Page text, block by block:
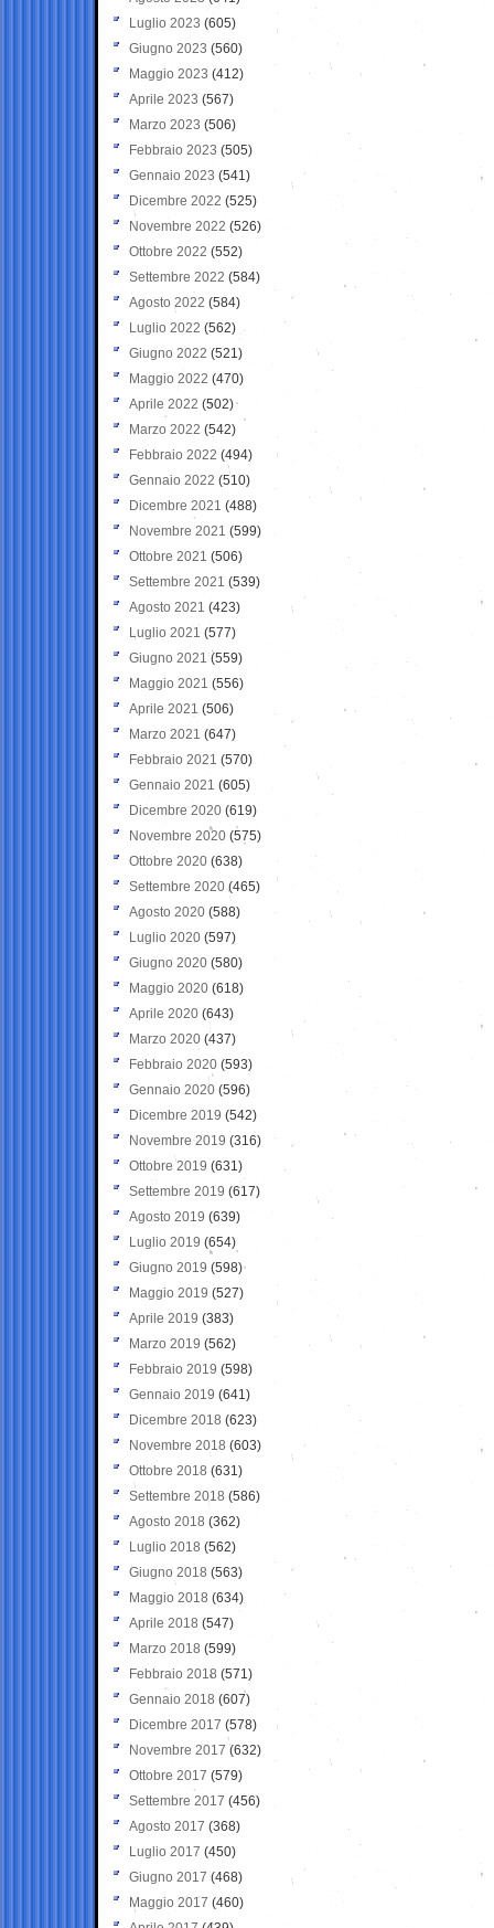
Luglio 2023 (605)
Giugno 2023 (560)
Maggio 2023 (412)
Aprile 2023 (567)
Marzo 2023 (506)
Febbraio 2023 (505)
Gennaio 2023 (541)
Dicembre 2022 (525)
Novembre 2022 (526)
Ottobre 2022 (552)
Settembre 2022 (584)
Agosto 2022 (584)
Luglio 2022 (562)
Giugno 2022 (521)
Maggio 2022 (470)
Aprile 2022 (502)
Marzo 2022 (542)
Febbraio 2022 (494)
Gennaio 2022 (510)
Dicembre 2021 (488)
Novembre 2021 (599)
Ottobre 2021 (506)
Settembre 2021 (539)
Agosto 2021 (423)
Luglio 2021 (577)
Giugno 2021(559)
Maggio 2021 (556)
Aprile 2021 (506)
Marzo 2021 (647)
Febbraio 2021 (570)
Gennaio 2021 (605)
Dicembre 2020 (619)
Novembre 2020 (575)
Ottobre 2020 (638)
Settembre 2020(465)
Agosto 2020 (588)
Luglio 2020 (597)
Giugno 2020 (580)
Maggio 2020 (618)
Aprile 2020 (643)
Marzo 2020 (437)
Febbraio 2020 (593)
Gennaio 2020 (596)
Dicembre 2019 (542)
Novembre 2019 (316)
Ottobre 2019 (631)
Settembre 2019 (617)
Agosto 2019 (639)
Luglio 2019 (654)
Giugno 2019 (598)
Maggio 2019 (527)
Aprile 2019 (383)
Marzo 2019 (562)
Febbraio 2019 (598)
Gennaio 2019 (641)
Dicembre 2018 (623)
Novembre 2018 (603)
Ottobre 2018 (631)
Settembre 2018 (586)
Agosto 2018 (362)
Luglio 2018 (562)
Giugno 2018 (563)
Maggio 2018 (634)
Aprile 2018 (547)
Marzo 2018 (599)
Febbraio 2018 (571)
Gennaio 2018 (607)
Dicembre 2017 (578)
Novembre 2017 (632)
Ottobre 2017 (579)
Settembre 2017 (456)
Agosto 2017 (368)
Luglio 2017 (450)
Giugno 2017 (468)
Maggio 2017 (460)